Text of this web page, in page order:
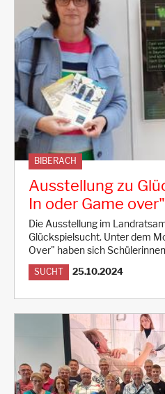
BIBERACH
Ausstellung zu
In oder Game over"
Die Ausstellung im
Glückspielsucht. Unter dem
Over" haben sich
SUCHT 25.10.2024